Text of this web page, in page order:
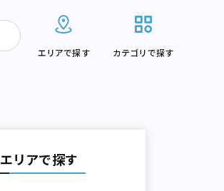
エリアで探す カテゴリで探す
エリアで探す